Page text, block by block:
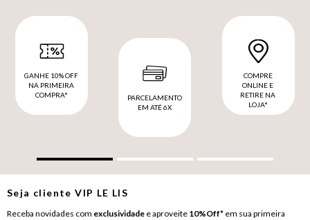
GANHE 10% OFF
NA PRIMEIRA
COMPRA*
PARCELAMENTO
EM ATÉ 6X
COMPRE
ONLINE E
RETIRE NA
LOJA*
Seja clienteVIP LE LIS
Receba novidades com exclusividade e aproveite 10%Off* em sua primeira